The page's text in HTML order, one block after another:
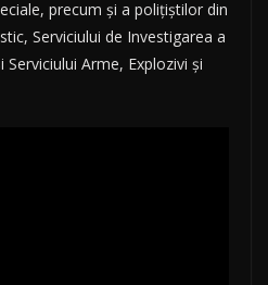
precum și a polițiștilor din
Serviciului de Investigarea a
Arme, Explozivi și